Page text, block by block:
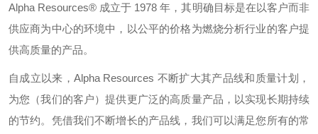
Alpha Resources® 成立于 1978年，其明确目标是在以客户而非
供应商为中心的环境中，以公平的价格为燃烧分析行业的客户提
供高质量的产品。
自成立以来， Alpha Resources 不断扩大其产品线和质量计划，
为您（我们的客户）提供更广泛的高质量产品，以实现长期持续
的节约。凭借我们不断增长的产品线，我们可以满足您所有的常